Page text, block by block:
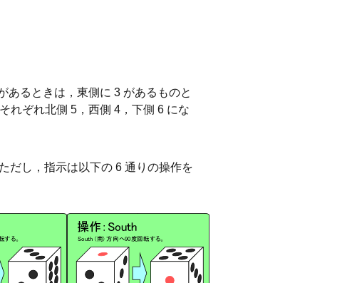
あるときは，東側に 3 があるものと
れぞれ北側 5，西側 4，下側 6 にな
だし，指示は以下の 6 通りの操作を